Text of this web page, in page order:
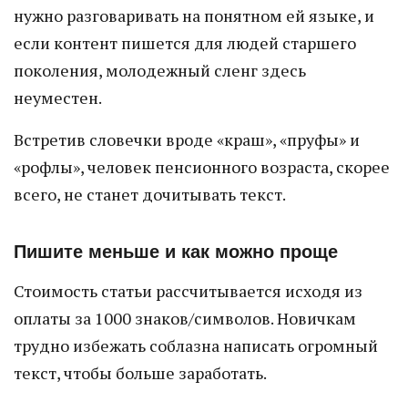
нужно разговаривать на понятном ей языке, и
если контент пишется для людей старшего
поколения, молодежный сленг здесь
неуместен.
Встретив словечки вроде «краш», «пруфы» и
«рофлы», человек пенсионного возраста, скорее
всего, не станет дочитывать текст.
Пишите меньше и как можно проще
Стоимость статьи рассчитывается исходя из
оплаты за 1000 знаков/символов. Новичкам
трудно избежать соблазна написать огромный
текст, чтобы больше заработать.